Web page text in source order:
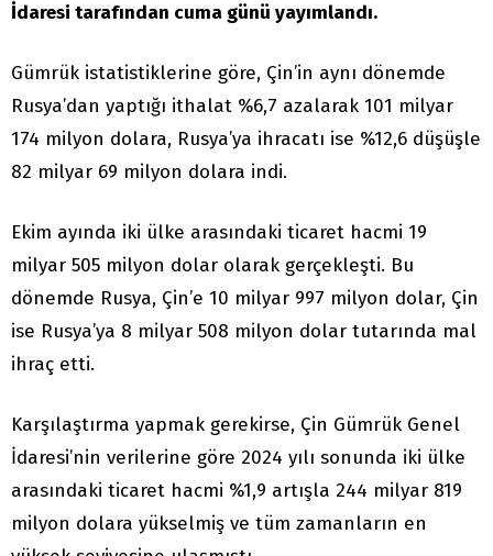
İdaresi tarafından cuma günü yayımlandı.
Gümrük istatistiklerine göre, Çin’in aynı dönemde
Rusya’dan yaptığı ithalat %6,7 azalarak 101 milyar
174 milyon dolara, Rusya’ya ihracatı ise %12,6 düşüşle
82 milyar 69 milyon dolara indi.
Ekim ayında iki ülke arasındaki ticaret hacmi 19
milyar 505 milyon dolar olarak gerçekleşti. Bu
dönemde Rusya, Çin’e 10 milyar 997 milyon dolar, Çin
ise Rusya’ya 8 milyar 508 milyon dolar tutarında mal
ihraç etti.
Karşılaştırma yapmak gerekirse, Çin Gümrük Genel
İdaresi’nin verilerine göre 2024 yılı sonunda iki ülke
arasındaki ticaret hacmi %1,9 artışla 244 milyar 819
milyon dolara yükselmiş ve tüm zamanların en